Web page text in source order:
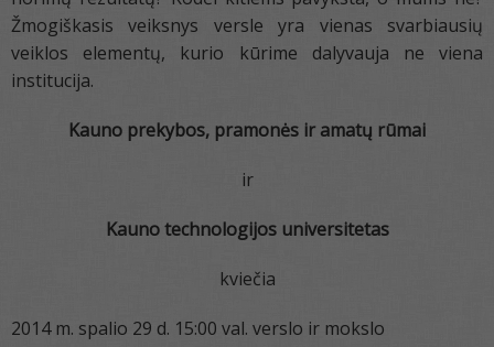
Žmogiškasis veiksnys versle yra vienas svarbiausių
veiklos elementų, kurio kūrime dalyvauja ne viena
institucija.
Kauno prekybos, pramonės ir amatų rūmai
ir
Kauno technologijos universitetas
kviečia
2014 m. spalio 29 d. 15:00 val. verslo ir mokslo